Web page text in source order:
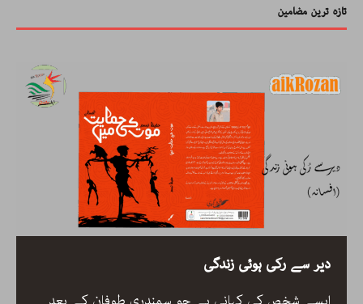
تازہ ترین مضامین
دیر سے رکی ہوئی زندگی